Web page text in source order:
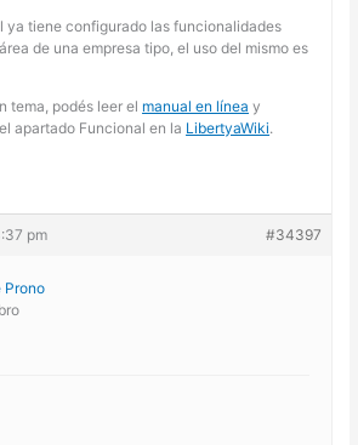
ya tiene configurado las funcionalidades
de una empresa tipo, el uso del mismo es
tema, podés leer el manual en línea y
apartado Funcional en la LibertyaWiki.
pm #34397
Prono